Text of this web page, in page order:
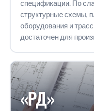
спецификации. По
структурные схемы,
оборудования и
достаточен для
«РД»